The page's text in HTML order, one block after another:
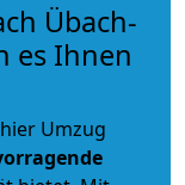
Übach-
es Ihnen
Umzug